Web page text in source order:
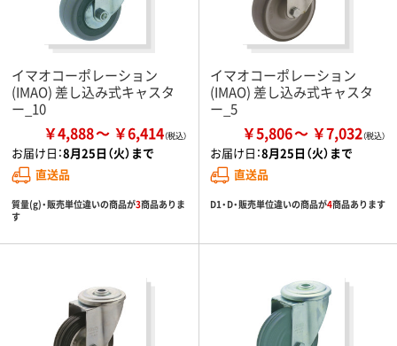
イマオコーポレーション
(IMAO) 差し込み式キャスタ
ー_10
￥4,888 ￥6,414
お届け日：8月25日（火）まで
直送品
質量(g)・販売単位違いの商品が3商品ありま
す
イマオコーポレーション
(IMAO) 差し込み式キャスタ
ー_5
￥5,806 ￥7,032
お届け日：8月25日（火）まで
直送品
D1・D・販売単位違いの商品が4商品あります